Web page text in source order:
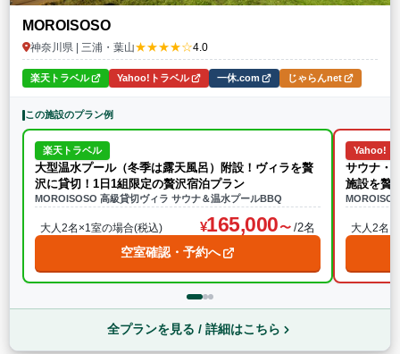
MOROISOSO
神奈川県 | 三浦・葉山★★★★☆4.0
楽天トラベル Yahoo!トラベル 一休.com じゃらんnet
この施設のプラン例
楽天トラベル
大型温水プール（冬季は露天風呂）附設！ヴィラを贅
沢に貸切！1日1組限定の贅沢宿泊プラン
MOROISOSO 高級貸切ヴィラ サウナ＆温水プールBBQ
大人2名×1室の場合(税込) 165,000 /2名
空室確認・予約へ
Yahoo!ト
サウナ・
施設を贅
大人2名
全プランを見る / 詳細はこちら